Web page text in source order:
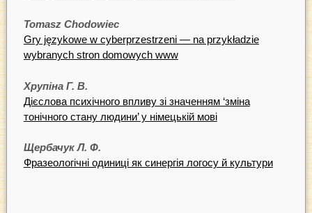
Tomasz Chodowiec
Gry językowe w cyberprzestrzeni — na przykładzie
wybranych stron domowych www
Хрупіна Г. В.
Дієслова психічного впливу зі значенням ‘зміна
тонічного стану людини’ у німецькій мові
Щербачук Л. Ф.
Фразеологічні одиниці як синергія логосу й культури